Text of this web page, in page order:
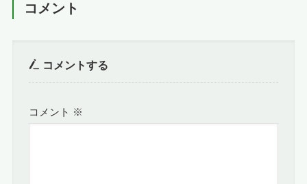
コメント
コメントする
コメント ※